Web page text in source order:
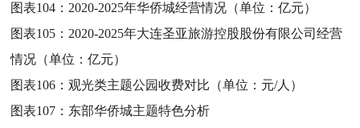
图表104： 2020-2025年华侨城经营情况（单位：亿元）
图表105： 2020-2025年大连圣亚旅游控股股份有限公司经营
情况（单位：亿元）
图表106：观光类主题公园收费对比（单位：元/人）
图表107： 东部华侨城主题特色分析